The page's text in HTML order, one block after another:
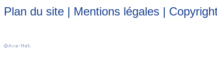
Plan du site | Mentions légales |